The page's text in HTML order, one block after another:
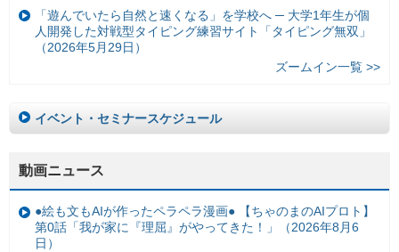
「遊んでいたら自然と速くなる」を学校へ ─ 大学1年生が個
人開発した対戦型タイピング練習サイト「タイピング無双」
（2026年5月29日）
ズームイン一覧 >>
イベント・セミナースケジュール
動画ニュース
●絵も文もAIが作ったペラペラ漫画● 【ちゃのまのAIプロト】
第0話「我が家に『理屈』がやってきた！」（2026年8月6
日）